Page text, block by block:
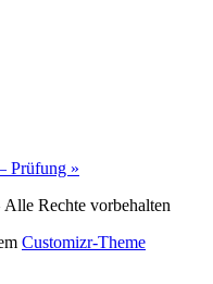
Prüfung »
Alle Rechte vorbehalten
Customizr-Theme